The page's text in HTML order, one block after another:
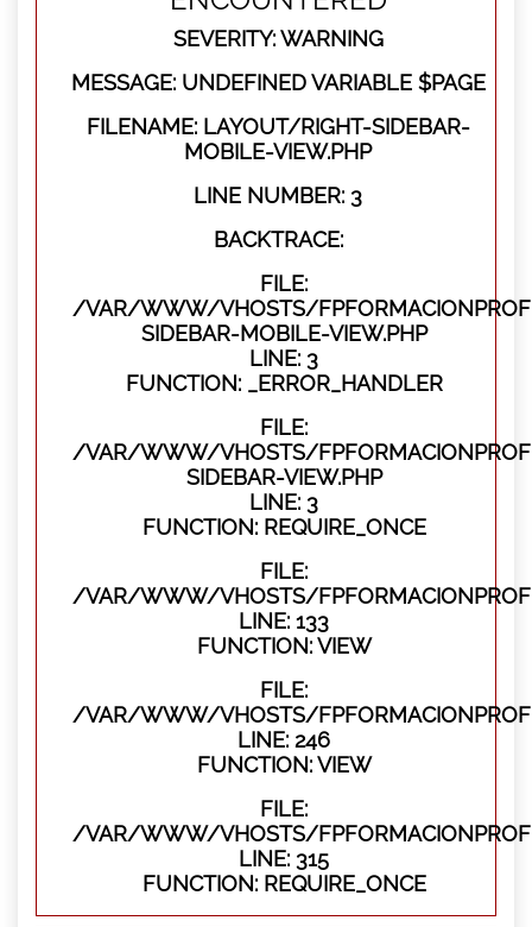
SEVERITY: WARNING
MESSAGE: UNDEFINED VARIABLE $PAGE
FILENAME: LAYOUT/RIGHT-SIDEBAR-
MOBILE-VIEW.PHP
LINE NUMBER: 3
BACKTRACE:
FILE:
/VAR/WWW/VHOSTS/
SIDEBAR-MOBILE-VIEW.PHP
LINE: 3
FUNCTION: _ERROR_HANDLER
FILE:
/VAR/WWW/VHOSTS/
SIDEBAR-VIEW.PHP
LINE: 3
FUNCTION: REQUIRE_ONCE
FILE:
/VAR/WWW/VHOSTS/
LINE: 133
FUNCTION: VIEW
FILE:
/VAR/WWW/VHOSTS/
LINE: 246
FUNCTION: VIEW
FILE:
/VAR/WWW/VHOSTS/
LINE: 315
FUNCTION: REQUIRE_ONCE